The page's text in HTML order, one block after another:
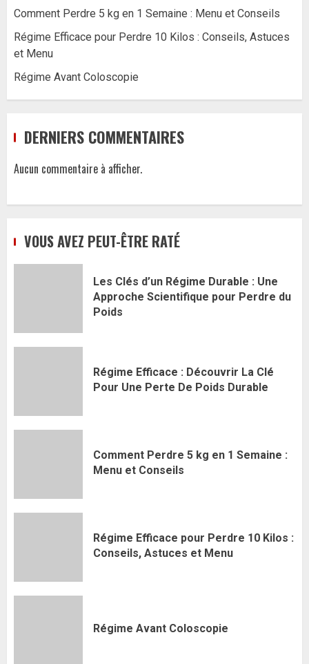
Comment Perdre 5 kg en 1 Semaine : Menu et Conseils
Régime Efficace pour Perdre 10 Kilos : Conseils, Astuces
et Menu
Régime Avant Coloscopie
DERNIERS COMMENTAIRES
Aucun commentaire à afficher.
VOUS AVEZ PEUT-ÊTRE RATÉ
Les Clés d’un Régime Durable : Une
Approche Scientifique pour Perdre du
Poids
Régime Efficace : Découvrir La Clé
Pour Une Perte De Poids Durable
Comment Perdre 5 kg en 1 Semaine :
Menu et Conseils
Régime Efficace pour Perdre 10 Kilos :
Conseils, Astuces et Menu
Régime Avant Coloscopie